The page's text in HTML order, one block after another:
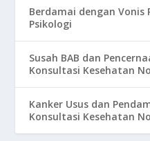
Berdamai dengan Vonis
Psikologi
Susah BAB dan
Konsultasi Kesehatan
Kanker Usus dan
Konsultasi Kesehatan